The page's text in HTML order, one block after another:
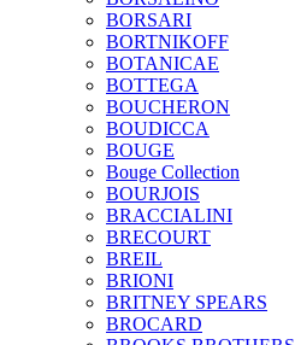
BORSARI
BORTNIKOFF
BOTANICAE
BOTTEGA
BOUCHERON
BOUDICCA
BOUGE
Bouge Collection
BOURJOIS
BRACCIALINI
BRECOURT
BREIL
BRIONI
BRITNEY SPEARS
BROCARD